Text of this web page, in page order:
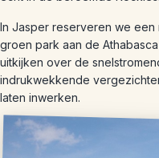
In Jasper reserveren we
groen park aan de
uitkijken over de
indrukwekkende
laten inwerken.